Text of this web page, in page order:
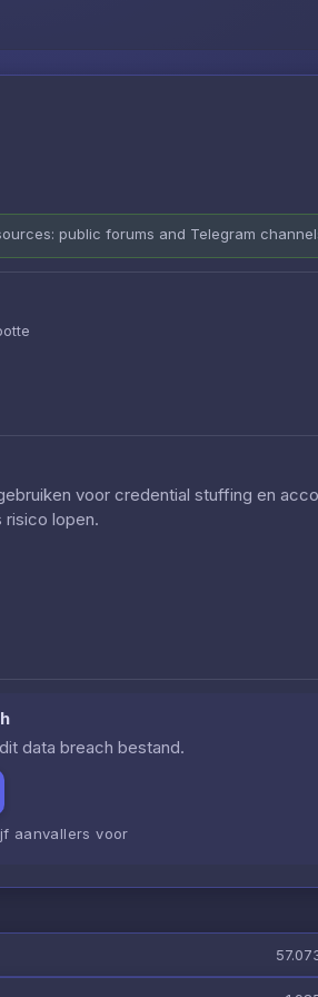
public forums and Telegram
voor credential stuffing en
risico lopen.
data breach bestand.
aanvallers voor